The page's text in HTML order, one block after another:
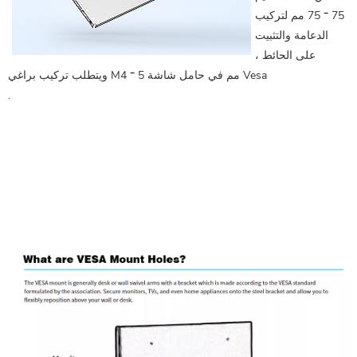
75 * 75 مم لتركيب
الدعامة والتثبيت
على الحائط ،
ويتطلب تركيب براغي M4 * 5 مم في حامل شاشة Vesa
.